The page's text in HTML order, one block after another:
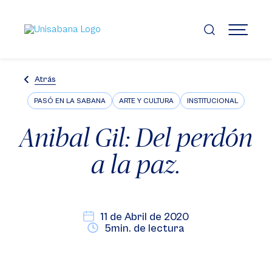
contenido
principal
MENÚ
Atrás
PASÓ EN LA SABANA ARTE Y CULTURA INSTITUCIONAL
Anibal Gil: Del perdón
a la paz.
11 de Abril de 2020
5min. de lectura